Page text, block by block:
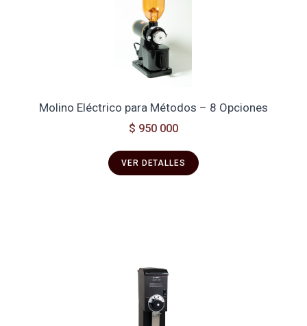
Molino Eléctrico para Métodos – 8 Opciones
$ 950 000
VER DETALLES